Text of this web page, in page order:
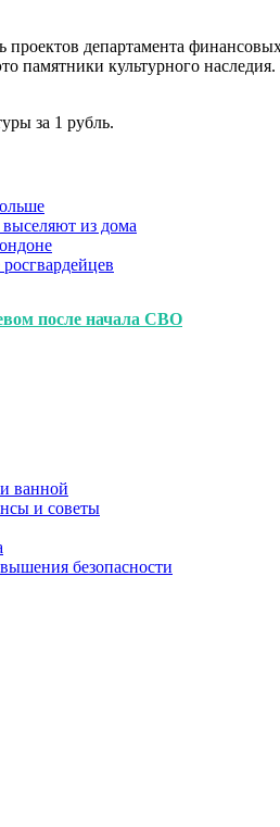
проектов департамента
памятники культурного
за 1 рубль.
из дома
после начала СВО
ванной
и советы
безопасности